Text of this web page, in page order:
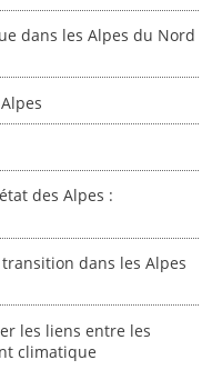
dans les Alpes du Nord
des Alpes :
dans les Alpes
les liens entre les
climatique